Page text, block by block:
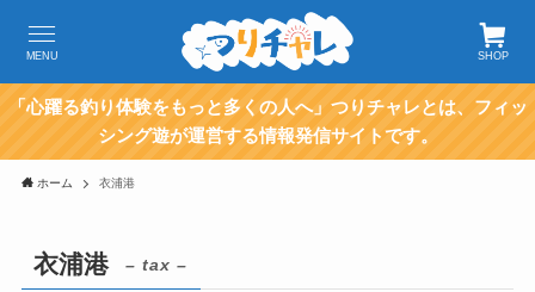
SHOP
MENU
「心躍る釣り体験をもっと多くの人へ」つりチャレとは、フィッ
シング遊が運営する情報発信サイトです。
ホーム 衣浦港
衣浦港 – tax –